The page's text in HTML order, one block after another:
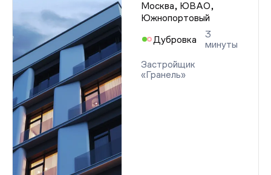
Москва, ЮВАО,
Южнопортовый
Дубровка
3
минуты
Застройщик
«Гранель»